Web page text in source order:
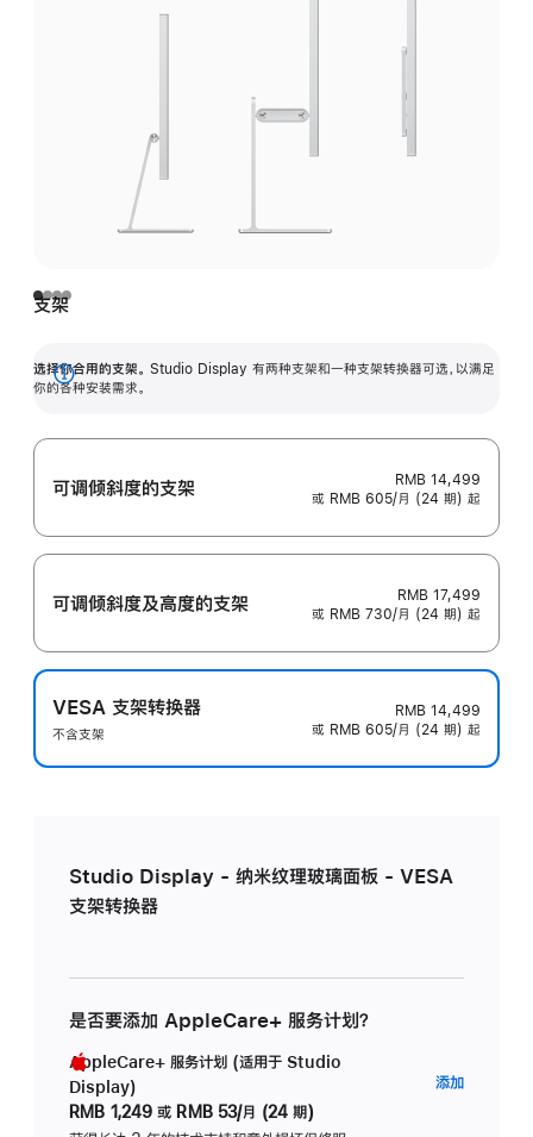
支架
选择你合用的支架。 Studio Display 有两种支架和一种支架转换器可选，以满足
你的各种安装需求。
展
可调倾斜度的支架
RMB 14,499
或 RMB 605/月 (24 期) 起
可调倾斜度及高‍度的支‍架
RMB 17,499
或 RMB 730/月 (24 期) 起
VESA 支架转换器
不含支架
RMB 14,499
或 RMB 605/月 (24 期) 起
Studio Display - 纳米纹理玻璃面板 - VESA
支架转换器
是否要添加 AppleCare+ 服务计划？
AppleCare+ 服务计划 (适用于 Studio
Display)
RMB 1,249 或 RMB 53/月 (24 期)
添加